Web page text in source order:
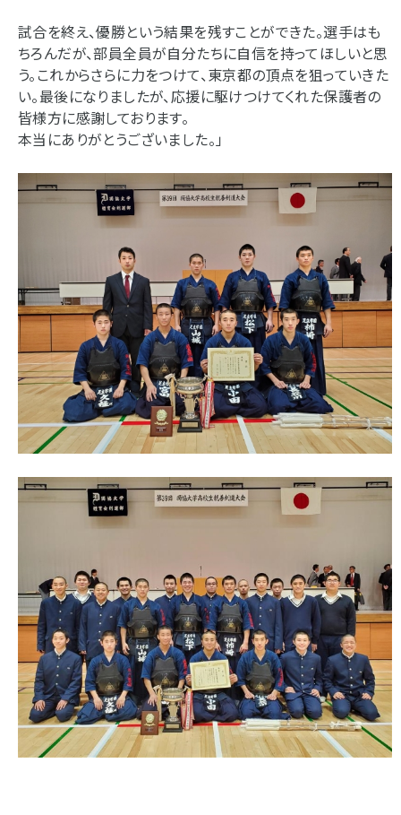
試合を終え、優勝という結果を残すことができた。選手はも
ちろんだが、部員全員が自分たちに自信を持ってほしいと思
う。これからさらに力をつけて、東京都の頂点を狙っていきた
い。最後になりましたが、応援に駆けつけてくれた保護者の
皆様方に感謝しております。
本当にありがとうございました。」